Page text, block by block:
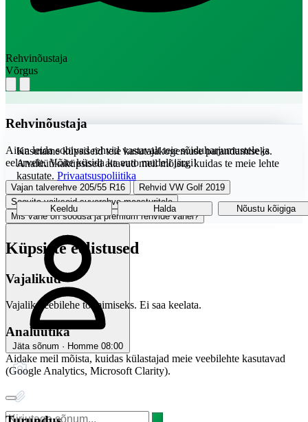
Rehvinõustaja
Võrgus
Rehvinõustaja
Aitan leida sobivad rehvid vastavalt teie sõiduharjumustele ja
eelarvele. Võite küsida ka auto mudeli järgi!
Vajan talverehve 205/55 R16
Rehvid VW Golf 2019
Soovita vaikseid suverehve maasturitele
Mis vahe on soodsa ja premium rehvide vahel?
Jäta sõnum · Homme 08:00
Kasutame küpsiseid teie kasutajakogemuse parandamiseks.
Analüütikaküpsised aitavad meil mõista, kuidas te meie lehte
kasutate. Privaatsuspoliitika
Keeldu Halda Nõustu kõigiga
Küpsiste eelistused
Vajalikud
Vajalik veebilehe toimimiseks. Ei saa keelata.
Analüütika
Aidake meil mõista, kuidas külastajad meie veebilehte kasutavad
(Google Analytics, Microsoft Clarity).